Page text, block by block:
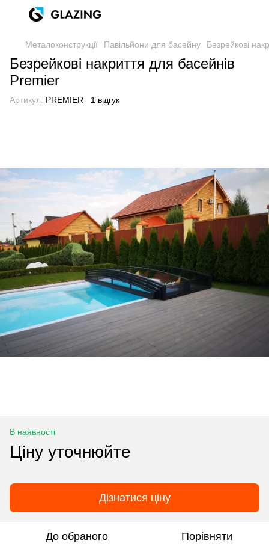
Металоконструкції Павільйони для басейну Безрейкові
Безрейкові накриття для басейнів
Premier
Артикул: PREMIER 1 відгук
В наявності
Ціну уточнюйте
Дізнатися ціну
До обраного Порівняти